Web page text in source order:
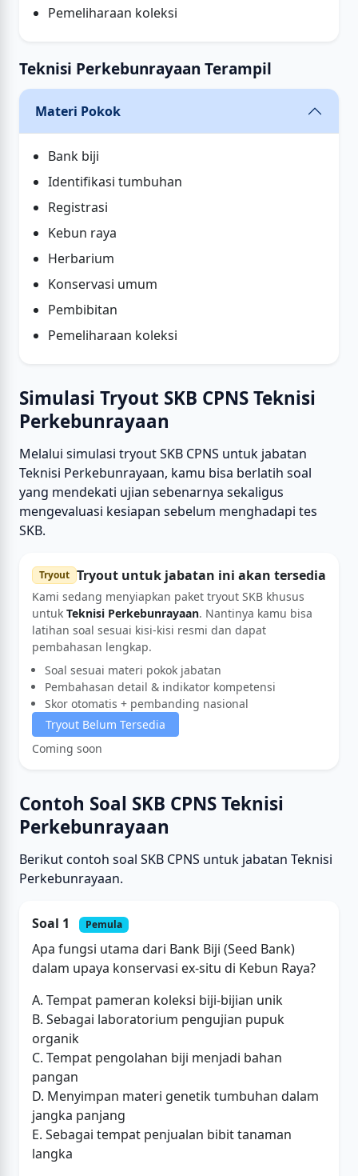
Pemeliharaan koleksi
Teknisi Perkebunrayaan Terampil
Materi Pokok
Bank biji
Identifikasi tumbuhan
Registrasi
Kebun raya
Herbarium
Konservasi umum
Pembibitan
Pemeliharaan koleksi
Simulasi Tryout SKB CPNS Teknisi
Perkebunrayaan
Melalui simulasi tryout SKB CPNS untuk jabatan
Teknisi Perkebunrayaan, kamu bisa berlatih soal
yang mendekati ujian sebenarnya sekaligus
mengevaluasi kesiapan sebelum menghadapi tes
SKB.
Tryout Tryout untuk jabatan ini akan tersedia
Kami sedang menyiapkan paket tryout SKB khusus
untuk Teknisi Perkebunrayaan. Nantinya kamu bisa
latihan soal sesuai kisi-kisi resmi dan dapat
pembahasan lengkap.
Soal sesuai materi pokok jabatan
Pembahasan detail & indikator kompetensi
Skor otomatis + pembanding nasional
Tryout Belum Tersedia
Coming soon
Contoh Soal SKB CPNS Teknisi
Perkebunrayaan
Berikut contoh soal SKB CPNS untuk jabatan Teknisi
Perkebunrayaan.
Soal 1 Pemula
Apa fungsi utama dari Bank Biji (Seed Bank)
dalam upaya konservasi ex-situ di Kebun Raya?
A. Tempat pameran koleksi biji-bijian unik
B. Sebagai laboratorium pengujian pupuk
organik
C. Tempat pengolahan biji menjadi bahan
pangan
D. Menyimpan materi genetik tumbuhan dalam
jangka panjang
E. Sebagai tempat penjualan bibit tanaman
langka